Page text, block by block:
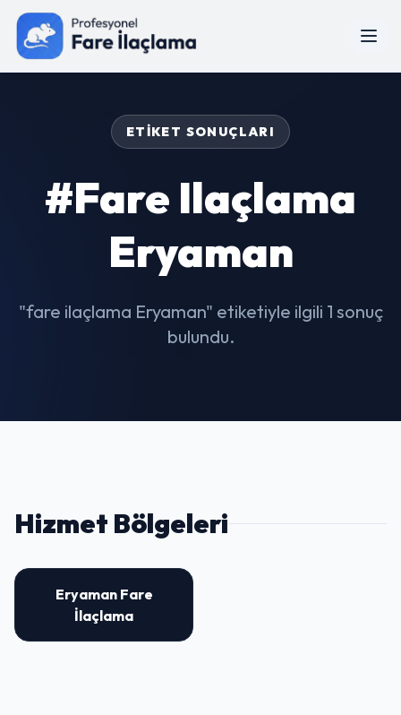
ETIKET SONUÇLARI
#fare Ilaçlama
Eryaman
"fare ilaçlama Eryaman" etiketiyle ilgili 1 sonuç
bulundu.
Hizmet Bölgeleri
Eryaman Fare
İlaçlama